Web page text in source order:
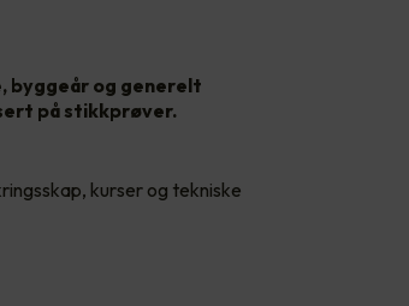
byggeår og generelt
på stikkprøver.
kurser og tekniske